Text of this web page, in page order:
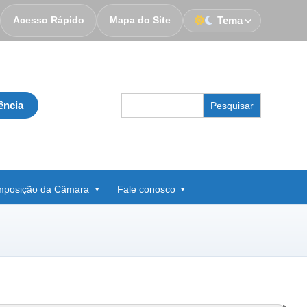
Acesso Rápido Mapa do Site Tema
for:
da Câmara Fale conosco